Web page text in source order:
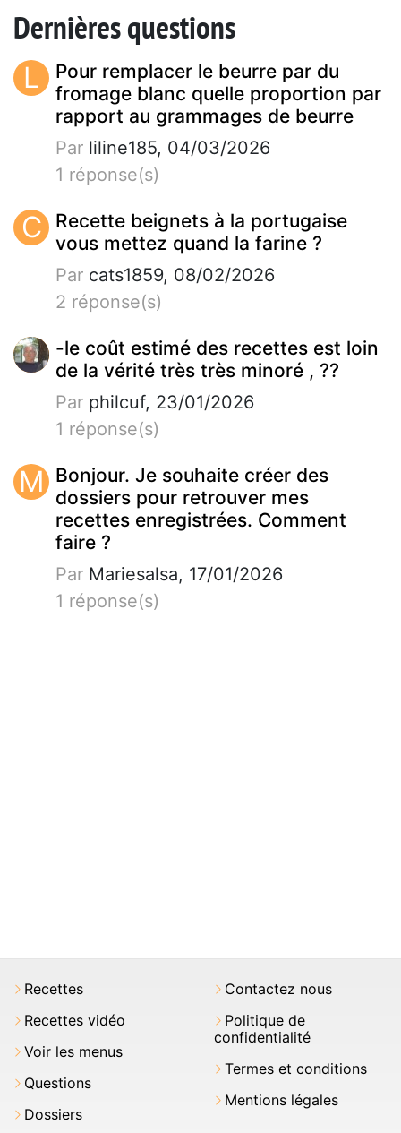
Dernières questions
L
Pour remplacer le beurre par du
fromage blanc quelle proportion par
rapport au grammages de beurre
Par liline185, 04/03/2026
1 réponse(s)
C
Recette beignets à la portugaise
vous mettez quand la farine ?
Par cats1859, 08/02/2026
2 réponse(s)
-le coût estimé des recettes est loin
de la vérité très très minoré , ??
Par philcuf, 23/01/2026
1 réponse(s)
M Bonjour. Je souhaite créer des
dossiers pour retrouver mes
recettes enregistrées. Comment
faire ?
Par Mariesalsa, 17/01/2026
1 réponse(s)
Recettes
Recettes vidéo
Voir les menus
Questions
Dossiers
Contactez nous
Politique de
confidentialité
Termes et conditions
Mentions légales